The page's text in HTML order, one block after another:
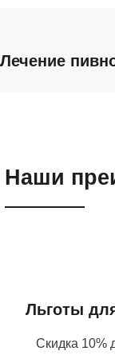
Лечение
Лечение
Наши
Льготы
Скидка 10%